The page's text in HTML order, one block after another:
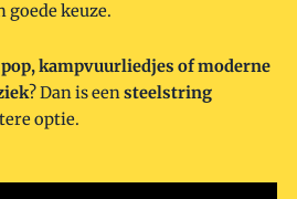
goede keuze.
pop, kampvuurliedjes of moderne
? Dan is eensteelstring
optie.